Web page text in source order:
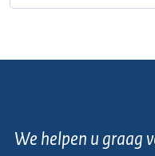
We helpen u graag